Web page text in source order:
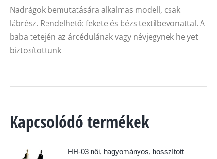
Nadrágok bemutatására alkalmas modell, csak
lábrész. Rendelhető: fekete és bézs textilbevonattal. A
baba tetején az árcédulának vagy névjegynek helyet
biztosítottunk.
Kapcsolódó termékek
HH-03 női, hagyományos, hosszított